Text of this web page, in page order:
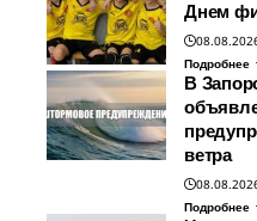
Днем
Подробнее
В
ветра
Подробнее